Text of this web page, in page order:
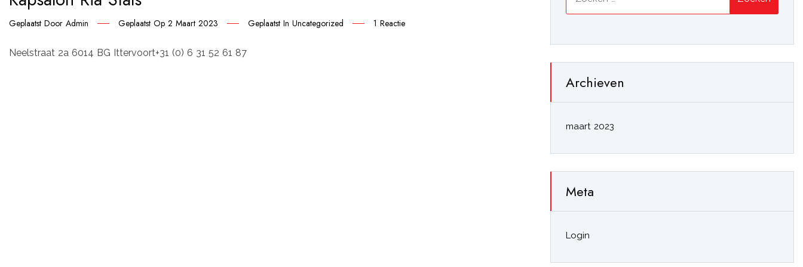
Geplaatst Door Admin Geplaatst Op 2 Maart 2023 Geplaatst In Uncategorized 1 Reactie
Neelstraat 2a 6014 BG Ittervoort+31 (0) 6 31 52 61 87
Archieven
maart 2023
Meta
Login